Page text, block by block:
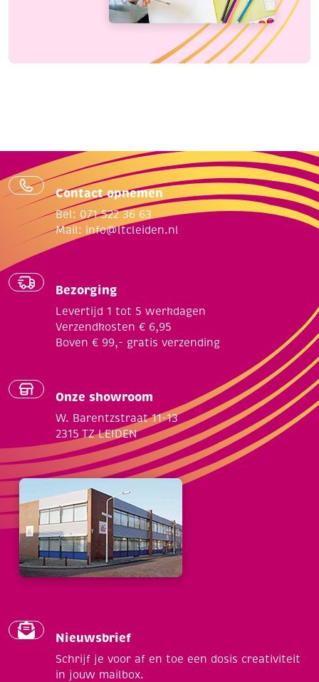
Contact opnemen
Bel: 071 522 36 63
Mail: info@ltcleiden.nl
Bezorging
Levertijd 1 tot 5 werkdagen
Verzendkosten € 6,95
Boven € 99,- gratis verzending
Onze showroom
W. Barentzstraat 11-13
2315 TZ LEIDEN
Nieuwsbrief
Schrijf je voor af en toe een dosis creativiteit
in jouw mailbox.